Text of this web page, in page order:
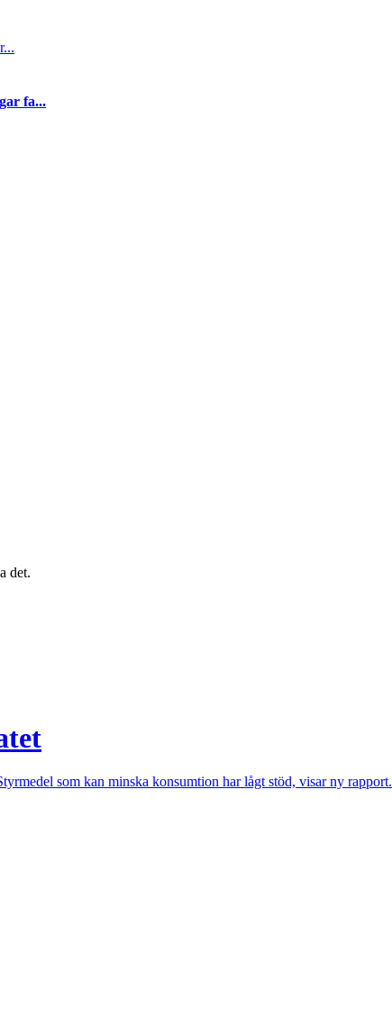
fa...
det.
som kan minska konsumtion har lågt stöd, visar ny rapport.